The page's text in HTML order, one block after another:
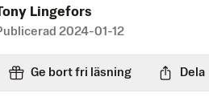
Lingefors
2024-01-12
Ge bort fri läsning Dela